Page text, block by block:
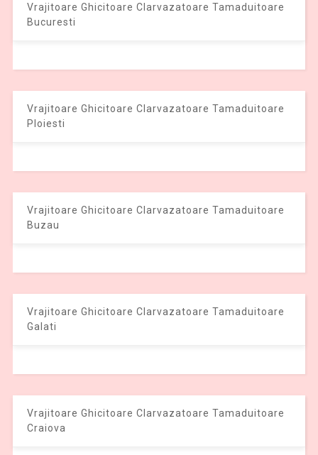
Vrajitoare Ghicitoare Clarvazatoare Tamaduitoare
Bucuresti
Vrajitoare Ghicitoare Clarvazatoare Tamaduitoare
Ploiesti
Vrajitoare Ghicitoare Clarvazatoare Tamaduitoare
Buzau
Vrajitoare Ghicitoare Clarvazatoare Tamaduitoare
Galati
Vrajitoare Ghicitoare Clarvazatoare Tamaduitoare
Craiova